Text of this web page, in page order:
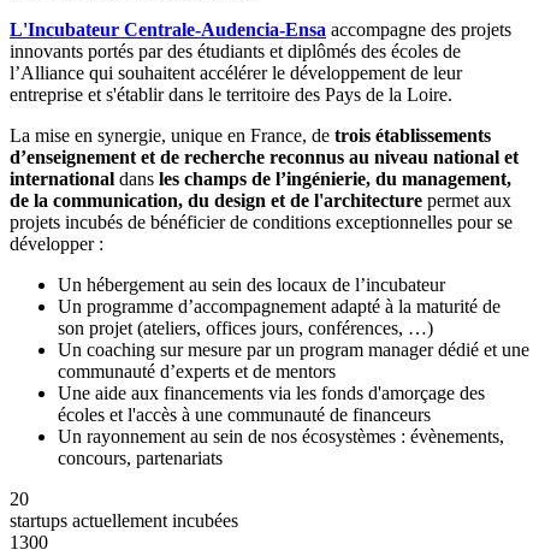
L'Incubateur Centrale-Audencia-Ensa accompagne des projets
innovants portés par des étudiants et diplômés des écoles de
l’Alliance qui souhaitent accélérer le développement de leur
entreprise et s'établir dans le territoire des Pays de la Loire.
La mise en synergie, unique en France, de trois établissements
d’enseignement et de recherche reconnus au niveau national et
international dans les champs de l’ingénierie, du management,
de la communication, du design et de l'architecture permet aux
projets incubés de bénéficier de conditions exceptionnelles pour se
développer :
Un hébergement au sein des locaux de l’incubateur
Un programme d’accompagnement adapté à la maturité de
son projet (ateliers, offices jours, conférences, …)
Un coaching sur mesure par un program manager dédié et une
communauté d’experts et de mentors
Une aide aux financements via les fonds d'amorçage des
écoles et l'accès à une communauté de financeurs
Un rayonnement au sein de nos écosystèmes : évènements,
concours, partenariats
20
startups actuellement incubées
1300